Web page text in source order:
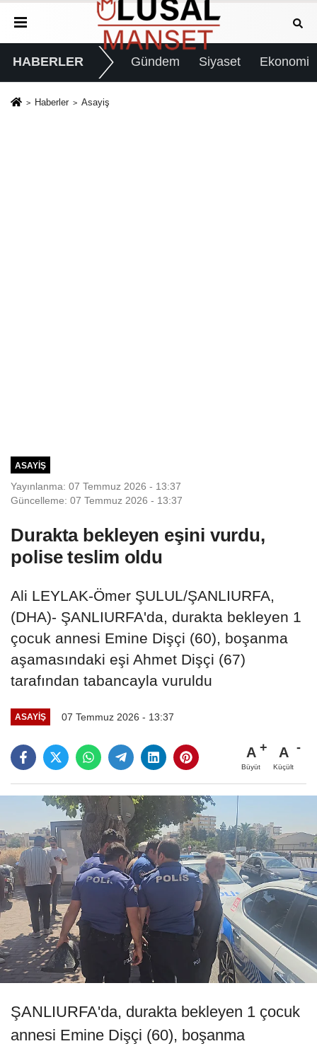
HABERLER Gündem Siyaset Ekonomi
Haberler Asayiş
ASAYIŞ
Yayınlanma: 07 Temmuz 2026 - 13:37
Güncelleme: 07 Temmuz 2026 - 13:37
Durakta bekleyen eşini vurdu,
polise teslim oldu
Ali LEYLAK-Ömer ŞULUL/ŞANLIURFA,
(DHA)- ŞANLIURFA'da, durakta bekleyen 1
çocuk annesi Emine Dişçi (60), boşanma
aşamasındaki eşi Ahmet Dişçi (67)
tarafından tabancayla vuruldu
ASAYIŞ 07 Temmuz 2026 - 13:37
A
Büyüt
A
Küçült
ŞANLIURFA'da, durakta bekleyen 1 çocuk
annesi Emine Dişçi (60), boşanma